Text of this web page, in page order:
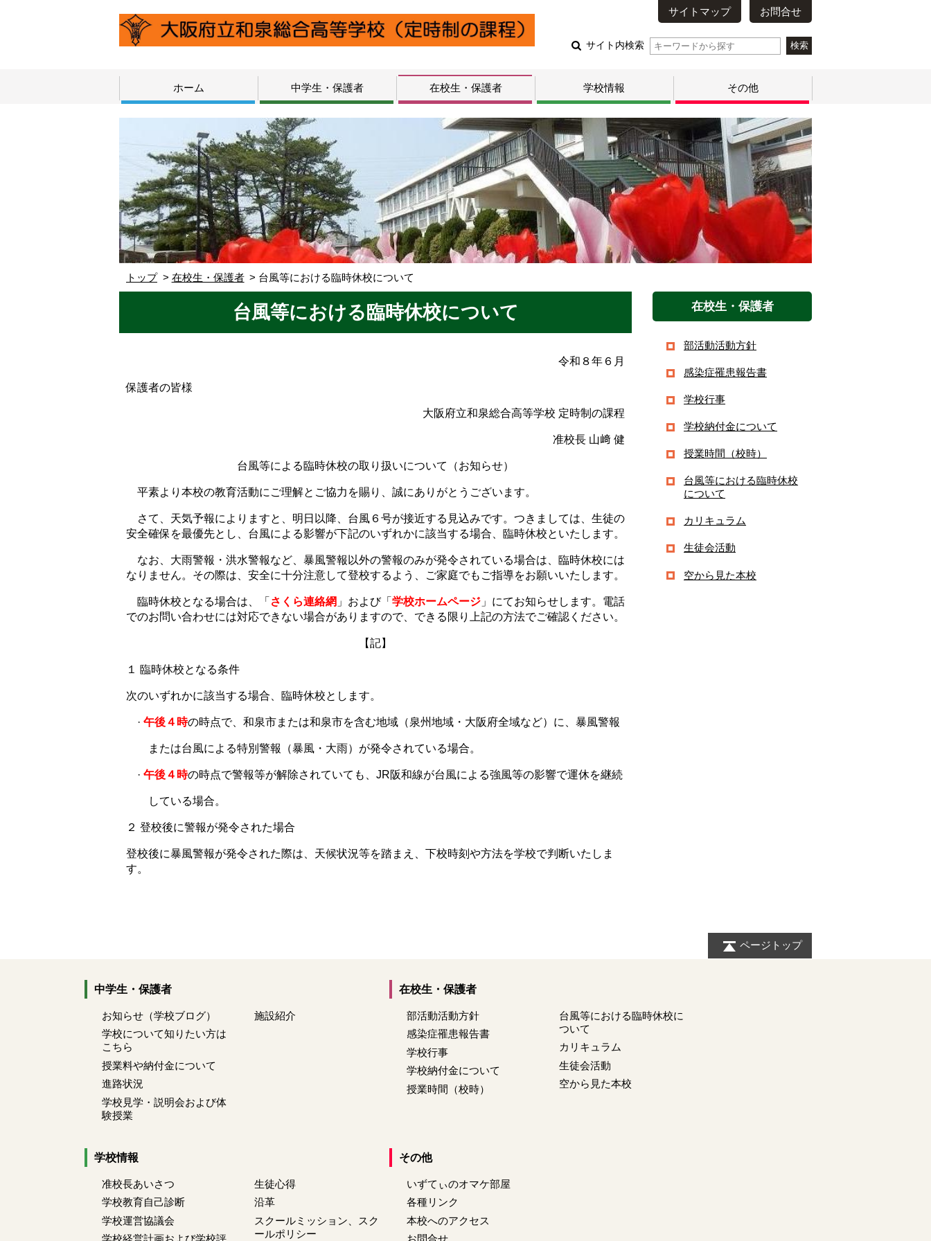
サイトマップ お問合せ
サイト内検索
ホーム 中学生・保護者 在校生・保護者 学校情報 その他
トップ 在校生・保護者 台風等における臨時休校について
台風等における臨時休校について
令和８年６月
保護者の皆様
大阪府立和泉総合高等学校 定時制の課程
准校長 山﨑 健
台風等による臨時休校の取り扱いについて（お知らせ）
平素より本校の教育活動にご理解とご協力を賜り、誠にありがとうございます。
さて、天気予報によりますと、明日以降、台風６号が接近する見込みです。つきましては、生徒の
安全確保を最優先とし、台風による影響が下記のいずれかに該当する場合、臨時休校といたします。
なお、大雨警報・洪水警報など、暴風警報以外の警報のみが発令されている場合は、臨時休校には
なりません。その際は、安全に十分注意して登校するよう、ご家庭でもご指導をお願いいたします。
臨時休校となる場合は、「 さくら連絡網 」および「 学校ホームページ 」にてお知らせします。電話
でのお問い合わせには対応できない場合がありますので、できる限り上記の方法でご確認ください。
【記】
１ 臨時休校となる条件
次のいずれかに該当する場合、臨時休校とします。
· 午後４時の時点で、和泉市または和泉市を含む地域（泉州地域・大阪府全域など）に、暴風警報
または台風による特別警報（暴風・大雨）が発令されている場合。
· 午後４時の時点で警報等が解除されていても、JR阪和線が台風による強風等の影響で運休を継続
している場合。
２ 登校後に警報が発令された場合
登校後に暴風警報が発令された際は、天候状況等を踏まえ、下校時刻や方法を学校で判断いたしま
す。
在校生・保護者
部活動活動方針
感染症罹患報告書
学校行事
学校納付金について
授業時間（校時）
台風等における臨時休校
について
カリキュラム
生徒会活動
空から見た本校
ページトップ
中学生・保護者
お知らせ（学校ブログ）
学校について知りたい方は
こちら
授業料や納付金について
進路状況
学校見学・説明会および体
験授業
施設紹介
在校生・保護者
部活動活動方針
感染症罹患報告書
学校行事
学校納付金について
授業時間（校時）
台風等における臨時休校に
ついて
カリキュラム
生徒会活動
空から見た本校
学校情報
准校長あいさつ
学校教育自己診断
学校運営協議会
生徒心得
沿革
スクールミッション、スク
ールポリシー
その他
いずてぃのオマケ部屋
各種リンク
本校へのアクセス